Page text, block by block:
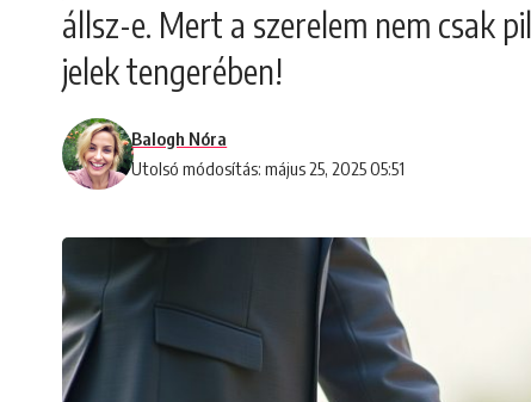
állsz-e. Mert a szerelem nem csak
jelek tengerében!
Utolsó módosítás: május 25, 2025 05:51
Balogh Nóra